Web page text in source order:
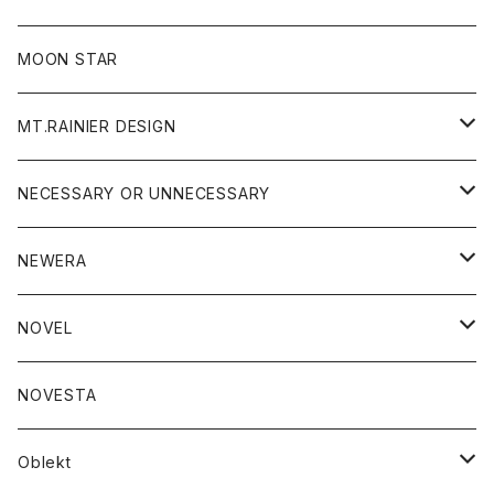
フリース
ジャケット
ニット
パンツ
帽子
MOON STAR
MT.RAINIER DESIGN
アウター
コート
ジャケット
アクセサリー
バッグ
グッズ
ウォレット
靴
トップス
ジャケット
ボトム
NECESSARY OR UNNECESSARY
アウター
コート
ジャケット
アクセサリー
バッグ
ブレスレット
グッズ
靴
トップス
NEWERA
帽子
NOVEL
トップス
カットソー
ボトム
NOVESTA
Oblekt